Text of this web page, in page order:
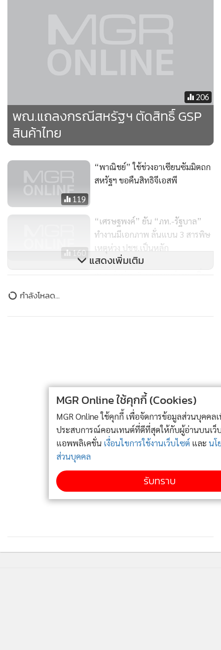
206
พณ.แถลงกรณีสหรัฐฯ ตัดสิทธิ์ GSP
สินค้าไทย
119
“พาณิชย์” ใช้ช่วงอาเซียนซัมมิตถก
สหรัฐฯ ขอคืนสิทธิจีเอสพี
160
“เศรษฐพงค์” ยัน “ภท.-รัฐบาล”
ทำงานมีเอกภาพ ลั่นแบน 3 สารพิษ
เหตุห่วง ปชช.เป็นหลัก
สนช.จ่อผ่าน 3 วาระรวดร่างงบเพิ่ม
แสดงเพิ่มเติม
ข่าวในหมวดล่าสุด
ศาลยกฟ้อง! คดีอดีตปลัดจังหวัดภูเก็ตฟ้องอธิบดีปกครอง
ปมเด้งพ้นพื้นที่ ชี้ทำถูกระเบียบ เหตุมีข้อหา “เรียกรับ
"ลิซ่า" จับตา "หมอสรณ" เซ็นจัดจ้าง USO มูลค่า 5,000
ล้าน แม้ กก.สรรหาลงมติขาดคุณสมบัติ
ข่าวอื่นในหมวด
MGR Online ใช้คุกกี้ (Cookies)
MGR Online ใช้คุกกี้ เพื่อจัดการข้อมูลส่วนบุคคลเพื่อนำเสนอ
ประสบการณ์คอนเทนต์ที่ดีที่สุดให้กับผู้อ่านบนเว็บไซต์ และ
เงื่อนไขการใช้งานเว็บไซต์และนโยบายสิทธิ